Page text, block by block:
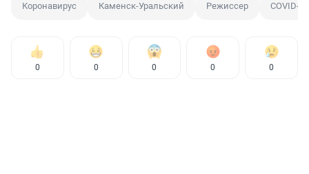
Коронавирус Каменск-Уральский Режиссер COVID-19
0 0 0 0 0